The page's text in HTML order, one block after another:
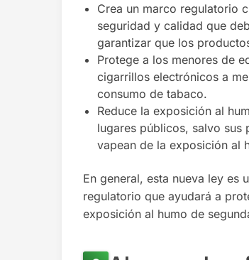
Crea un marco regulatorio
seguridad y calidad que
garantizar que los
Protege a los menores de
cigarrillos electrónicos a
consumo de tabaco.
Reduce la exposición al
lugares públicos, salvo sus
vapean de la exposición al
En general, esta nueva ley es
regulatorio que ayudará a
exposición al humo de